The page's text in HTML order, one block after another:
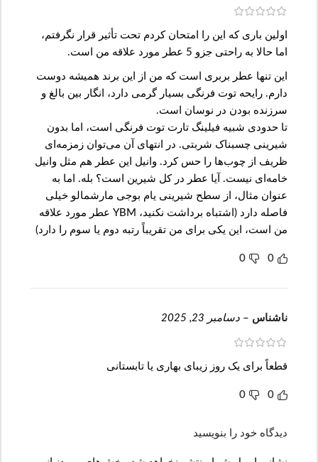
اولین باری که این را امتحان کردم تحت تأثیر قرار نگرفتم،
اما حالا به راحتی جزو 5 عطر مورد علاقه من است.
این تنها عطر بربری است که من از این برند همیشه دوست
دارم. رایحه توت فرنگی بسیار گرمی دارد، انگار بین بالغ و
سرزنده بودن در نوسان است.
تا حدودی شبیه فیلینگ تارت توت فرنگی است، اما بدون
شیرینی چسبناک شربتی. در انتهای آن می‌توان زمزمه‌ای
ظریف از چوب‌ها را حس کرد. وانیل این عطر هم مثل وانیل
خامه‌ای نیست. آیا عطر در کل شیرین است؟ بله. اما به
عنوان مثال، از سطح شیرینی یام بوجی مارشمالو خیلی
فاصله دارد (اشتباه برداشت نکنید، YBM عطر مورد علاقه
من است، این یکی برای من تقریباً رتبه دوم یا سوم را دارد)
0
0
ناشناس – دسامبر 23, 2025
قطعاً برای یک روز زیبای بهاری یا تابستانی
0
0
دیدگاه خود را بنویسید